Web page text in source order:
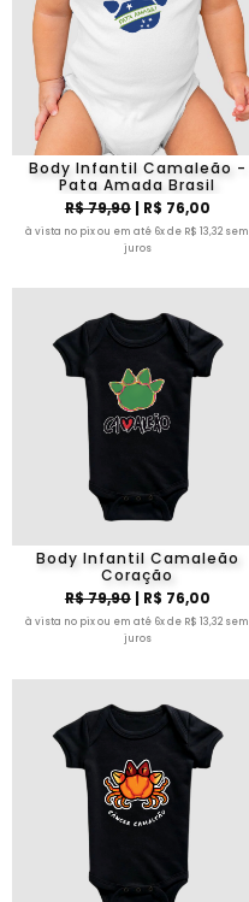
Body Infantil Camaleão -
Pata Amada Brasil
R$ 79,90| R$ 76,00
à vista no pix ou em até 6x de R$ 13,32 sem
juros
Body Infantil Camaleão
Coração
R$ 79,90| R$ 76,00
à vista no pix ou em até 6x de R$ 13,32 sem
juros